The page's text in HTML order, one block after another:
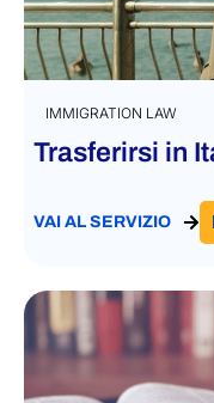
IMMIGRATION LAW
Trasferirsi in
VAI AL SERVIZIO